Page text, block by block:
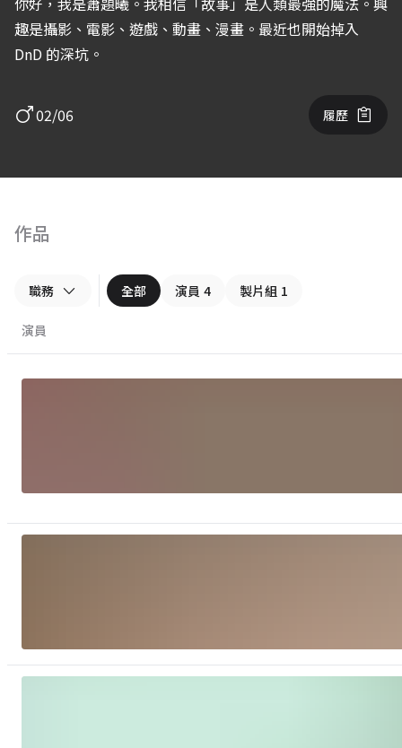
趣是攝影、電影、遊戲、動畫、漫畫。最近也開始掉入
DnD 的深坑。
02/06 履歷
作品
職務 全部 演員 4 製片組 1
演員